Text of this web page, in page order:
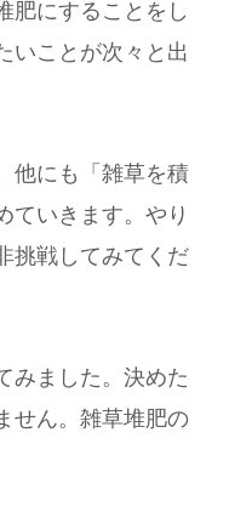
肥にすることをし
いことが次々と出
他にも「雑草を積
ていきます。やり
挑戦してみてくだ
みました。決めた
せん。雑草堆肥の